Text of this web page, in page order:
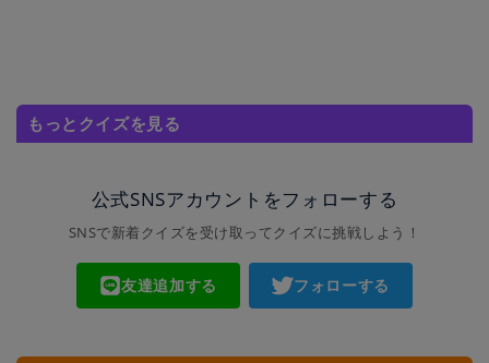
もっとクイズを見る
公式SNSアカウントをフォローする
SNSで新着クイズを受け取ってクイズに挑戦しよう！
友達追加する フォローする